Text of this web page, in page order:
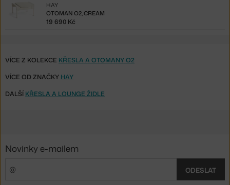
OTOMAN O2, CREAM
HAY
19 690 Kč
VÍCE Z KOLEKCE KŘESLA A OTOMANY O2
VÍCE OD ZNAČKY HAY
DALŠÍ KŘESLA A LOUNGE ŽIDLE
Novinky e-mailem
ODESLAT